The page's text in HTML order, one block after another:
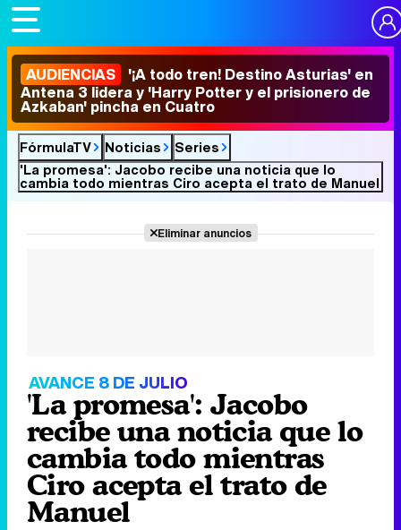
AUDIENCIAS '¡A todo tren! Destino Asturias' en
Antena 3 lidera y 'Harry Potter y el prisionero de
Azkaban' pincha en Cuatro
FórmulaTV Noticias
Series
'La promesa': Jacobo recibe una noticia que lo
cambia todo mientras Ciro acepta el trato de Manuel
Eliminar anuncios
AVANCE 8 DE JULIO
'La promesa': Jacobo
recibe una noticia que lo
cambia todo mientras
Ciro acepta el trato de
Manuel